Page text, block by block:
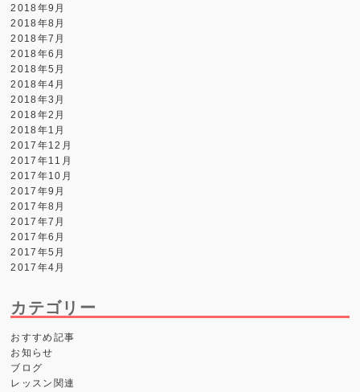
2018年9月
2018年8月
2018年7月
2018年6月
2018年5月
2018年4月
2018年3月
2018年2月
2018年1月
2017年12月
2017年11月
2017年10月
2017年9月
2017年8月
2017年7月
2017年6月
2017年5月
2017年4月
カテゴリー
おすすめ記事
お知らせ
ブログ
レッスン関連